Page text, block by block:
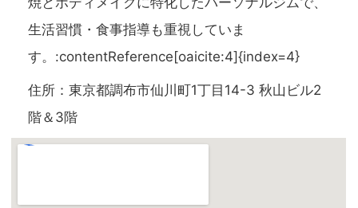
生活習慣・食事指導も重視していま
す。:contentReference[oaicite:4]{index=4}
住所：東京都調布市仙川町1丁目14-3 秋山ビル2
階＆3階